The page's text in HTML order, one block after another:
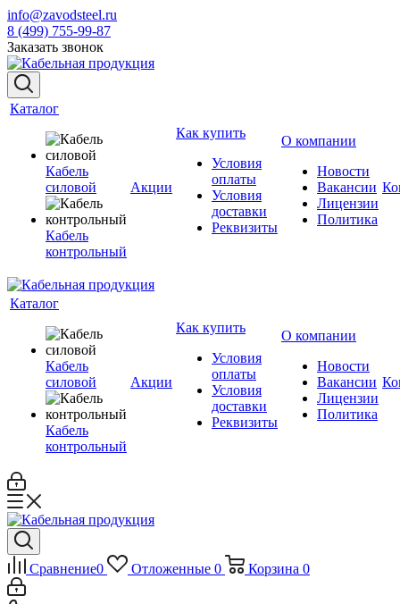
info@zavodsteel.ru
8 (499) 755-99-87
Заказать звонок
Каталог
Кабель
силовой
Кабель
контрольный
Акции
Как купить
Условия
оплаты
Условия
доставки
Реквизиты
О компании
Новости
Вакансии
Лицензии
Политика
Каталог
Кабель
силовой
Кабель
контрольный
Акции
Как купить
Условия
оплаты
Условия
доставки
Реквизиты
О компании
Новости
Вакансии
Лицензии
Политика
Сравнение0 Отложенные 0 Корзина 0